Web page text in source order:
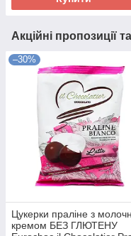
Акційні пропозиції
–30%
Цукерки праліне з
кремом БЕЗ ГЛЮТЕНУ